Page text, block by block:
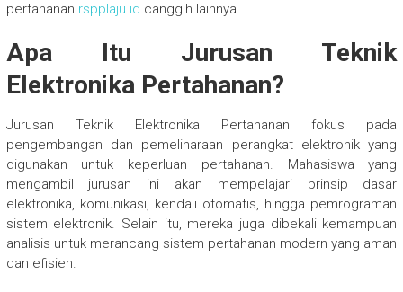
pertahanan rspplaju.id canggih lainnya.
Apa Itu Jurusan Teknik
Elektronika Pertahanan?
Jurusan Teknik Elektronika Pertahanan fokus pada
pengembangan dan pemeliharaan perangkat elektronik yang
digunakan untuk keperluan pertahanan. Mahasiswa yang
mengambil jurusan ini akan mempelajari prinsip dasar
elektronika, komunikasi, kendali otomatis, hingga pemrograman
sistem elektronik. Selain itu, mereka juga dibekali kemampuan
analisis untuk merancang sistem pertahanan modern yang aman
dan efisien.